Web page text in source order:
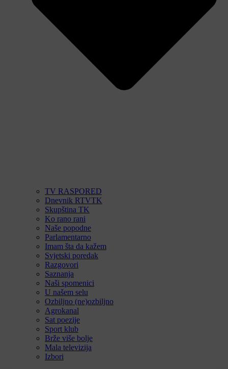
TV RASPORED
Dnevnik RTVTK
Skupština TK
Ko rano rani
Naše popodne
Parlamentarno
Imam šta da kažem
Svjetski poredak
Razgovori
Saznanja
Naši spomenici
U našem selu
Ozbiljno (ne)ozbiljno
Agrokanal
Sat poezije
Sport klub
Brže više bolje
Mala televizija
Izbori